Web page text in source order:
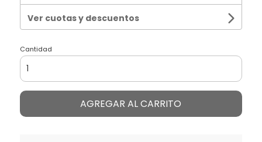
Ver cuotas y descuentos
Cantidad
AGREGAR AL CARRITO